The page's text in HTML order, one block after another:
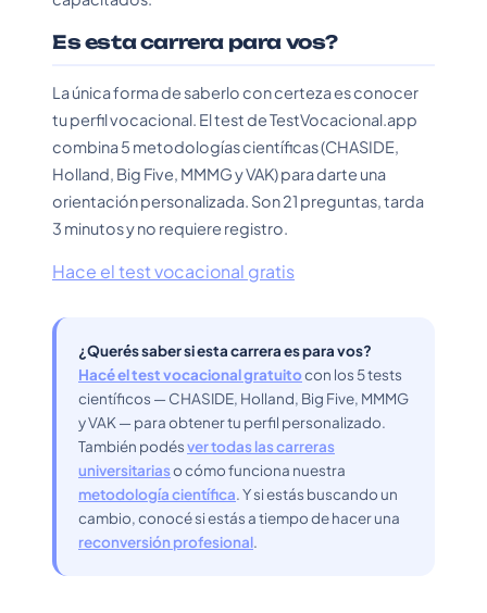
Es esta carrera para vos?
La única forma de saberlo con certeza es conocer
tu perfil vocacional. El test de TestVocacional.app
combina 5 metodologías científicas (CHASIDE,
Holland, Big Five, MMMG y VAK) para darte una
orientación personalizada. Son 21 preguntas, tarda
3 minutos y no requiere registro.
Hace el test vocacional gratis
¿Querés saber si esta carrera es para vos?
Hacé el test vocacional gratuitocon los 5 tests
científicos — CHASIDE, Holland, Big Five, MMMG
y VAK — para obtener tu perfil personalizado.
También podésver todas las carreras
universitariaso cómo funciona nuestra
metodología científica. Y si estás buscando un
cambio, conocé si estás a tiempo de hacer una
reconversión profesional.